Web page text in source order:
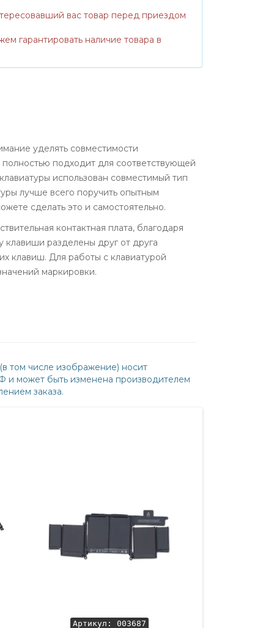
вас товар перед приездом
гарантировать наличие товара в
уделять совместимости
подходит для соответствующей
использован совместимый тип
лучше всего поручить опытным
сделать это и самостоятельно.
контактная плата, благодаря
клавиши разделены друг от друга
клавиш. Для работы с клавиатурой
маркировки.
том числе изображение) носит
и может быть изменена производителем
заказа.
Артикул: 003687